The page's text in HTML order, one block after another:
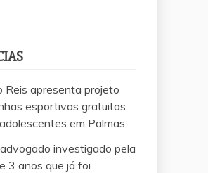
Reis apresenta projeto
esportivas gratuitas
em Palmas
investigado pela
3 anos que já foi